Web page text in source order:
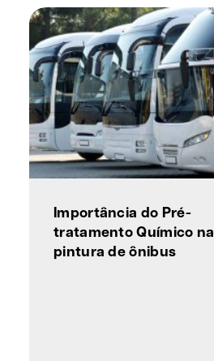
Importância do Pré-
tratamento Químico na
pintura de ônibus